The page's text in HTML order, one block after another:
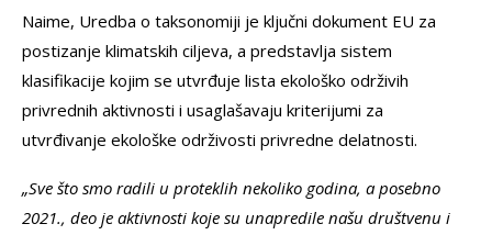
Naime, Uredba o taksonomiji je ključni dokument EU za
postizanje klimatskih ciljeva, a predstavlja sistem
klasifikacije kojim se utvrđuje lista ekološko održivih
privrednih aktivnosti i usaglašavaju kriterijumi za
utvrđivanje ekološke održivosti privredne delatnosti.
„Sve što smo radili u proteklih nekoliko godina, a posebno
2021., deo je aktivnosti koje su unapredile našu društvenu i